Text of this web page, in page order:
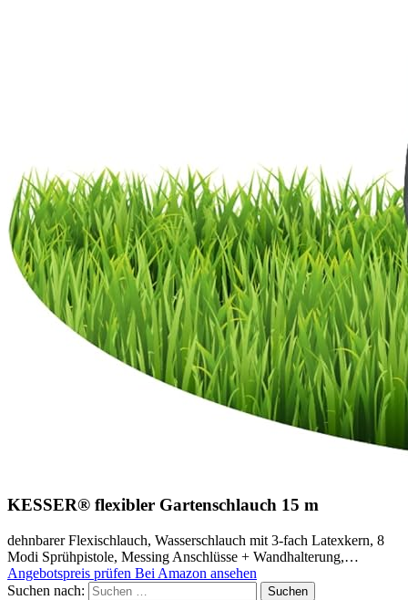
KESSER® flexibler Gartenschlauch 15 m
dehnbarer Flexischlauch, Wasserschlauch mit 3-fach Latexkern, 8
Modi Sprühpistole, Messing Anschlüsse + Wandhalterung,…
Angebotspreis prüfen Bei Amazon ansehen
Suchen nach: